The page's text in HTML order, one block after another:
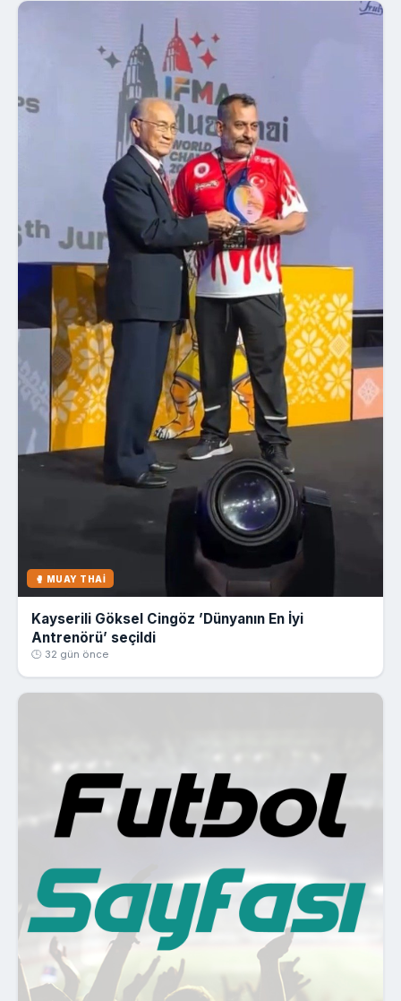
🥊 MUAY THAI
Kayserili Göksel Cingöz ’Dünyanın En İyi
Antrenörü’ seçildi
🕒 32 gün önce